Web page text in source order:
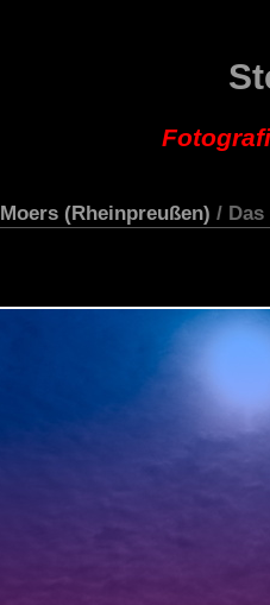
Moers (Rheinpreußen) / Das